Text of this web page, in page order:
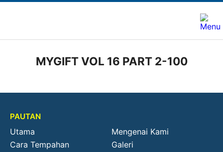
MYGIFT VOL 16 PART 2-100
PAUTAN
Utama
Mengenai Kami
Cara Tempahan
Galeri